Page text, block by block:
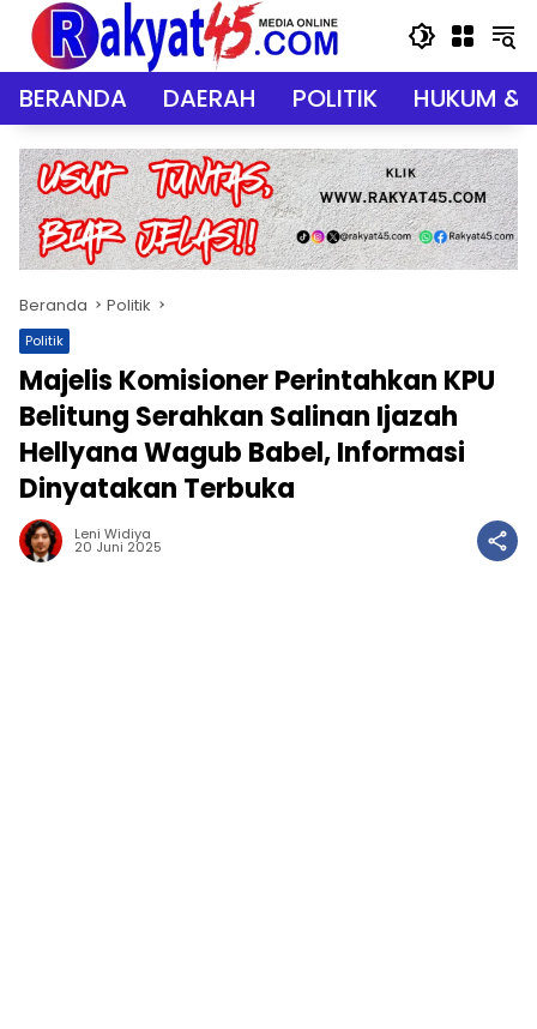
Langsung
konten
BERANDA DAERAH POLITIK HUKUM &
Beranda Politik
Politik
Majelis Komisioner Perintahkan KPU
Belitung Serahkan Salinan Ijazah
Hellyana Wagub Babel, Informasi
Dinyatakan Terbuka
Leni Widiya
20 Juni 2025